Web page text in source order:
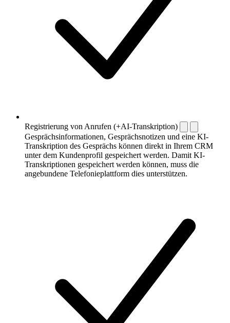
Registrierung von Anrufen (+AI-Transkription)
Gesprächsinformationen, Gesprächsnotizen und eine KI-
Transkription des Gesprächs können direkt in Ihrem CRM
unter dem Kundenprofil gespeichert werden. Damit KI-
Transkriptionen gespeichert werden können, muss die
angebundene Telefonieplattform dies unterstützen.